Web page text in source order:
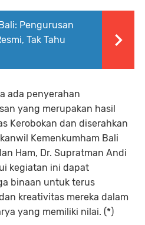
Pengurusan
Tak Tahu
ada penyerahan
yang merupakan hasil
Kerobokan dan diserahkan
Kemenkumham Bali
Ham, Dr. Supratman Andi
kegiatan ini dapat
binaan untuk terus
kreativitas mereka dalam
yang memiliki nilai. (*)